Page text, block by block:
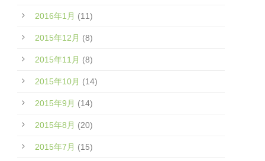
2016年1月 (11)
2015年12月 (8)
2015年11月 (8)
2015年10月 (14)
2015年9月 (14)
2015年8月 (20)
2015年7月 (15)